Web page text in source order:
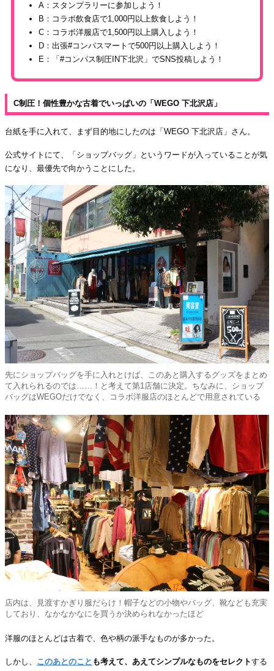
A：スタンプラリーに参加しよう！
B：コラボ飲食店で1,000円以上飲食しよう！
C：コラボ洋服店で1,500円以上購入しよう！
D：出張#コンパスマートで500円以上購入しよう！
E：「#コンパス制圧IN下北沢」でSNS投稿しよう！
C制圧！個性豊かな古着でいっぱいの「WEGO 下北沢店」
台紙を手に入れて、まず目的地にしたのは「WEGO 下北沢店」さん。
公式サイトにて、「ショップバッグ」というワードが入っていることが気
になり、最優先で向かうことにした。
先にショップバッグを手に入れとけば、このあと購入するグッズをまとめ
て入れられるのでは……！と考えて第1店舗に決定。ちなみに、ショップ
バッグはWEGOだけでなく、コラボ洋服店のほとんどで用意されている
店内は、見渡すかぎり服だらけ！帽子などの小物やバッグ、靴なども充実
しており、なかなかなにを買うか決められなかったほど
洋服のほとんどは古着で、色や柄の派手なものが多かった。
しかし、 このあとのこと も考えて、あえてシンプルなものをセレクトする